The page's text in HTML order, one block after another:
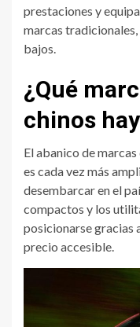
prestaciones y
marcas tradicionales,
bajos.
¿Qué
chinos
El abanico de
es cada vez más
desembarcar en el
compactos y los
posicionarse gracias
precio accesible.